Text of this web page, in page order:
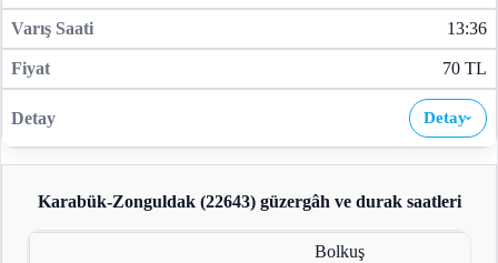
13:36
70 TL
Detay›
Karabük-Zonguldak (22643)güzergâh ve durak saatleri
Bolkuş